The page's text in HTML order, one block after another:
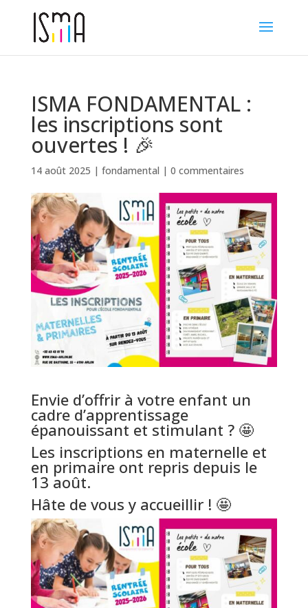
ISMA FONDAMENTAL :
les inscriptions sont
ouvertes ! 🎉
14 août 2025 | fondamental | 0 commentaires
Envie d’offrir à votre enfant un
cadre d’apprentissage
épanouissant et stimulant ? 🤩
Les inscriptions en maternelle et
en primaire ont repris depuis le
13 août.
Hâte de vous y accueillir ! 🤩